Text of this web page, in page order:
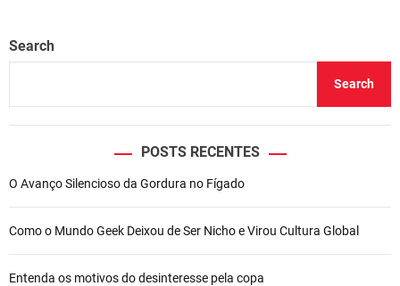
Search
Search
POSTS RECENTES
O Avanço Silencioso da Gordura no Fígado
Como o Mundo Geek Deixou de Ser Nicho e Virou Cultura Global
Entenda os motivos do desinteresse pela copa